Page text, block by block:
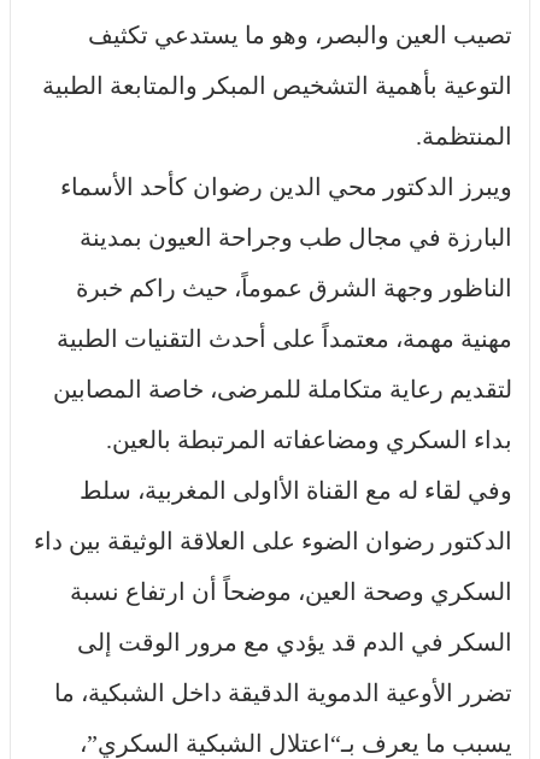
تصيب العين والبصر، وهو ما يستدعي تكثيف
التوعية بأهمية التشخيص المبكر والمتابعة الطبية
المنتظمة.
ويبرز الدكتور محي الدين رضوان كأحد الأسماء
البارزة في مجال طب وجراحة العيون بمدينة
الناظور وجهة الشرق عموماً، حيث راكم خبرة
مهنية مهمة، معتمداً على أحدث التقنيات الطبية
لتقديم رعاية متكاملة للمرضى، خاصة المصابين
بداء السكري ومضاعفاته المرتبطة بالعين.
وفي لقاء له مع القناة الأاولى المغربية، سلط
الدكتور رضوان الضوء على العلاقة الوثيقة بين داء
السكري وصحة العين، موضحاً أن ارتفاع نسبة
السكر في الدم قد يؤدي مع مرور الوقت إلى
تضرر الأوعية الدموية الدقيقة داخل الشبكية، ما
يسبب ما يعرف بـ“اعتلال الشبكية السكري”،